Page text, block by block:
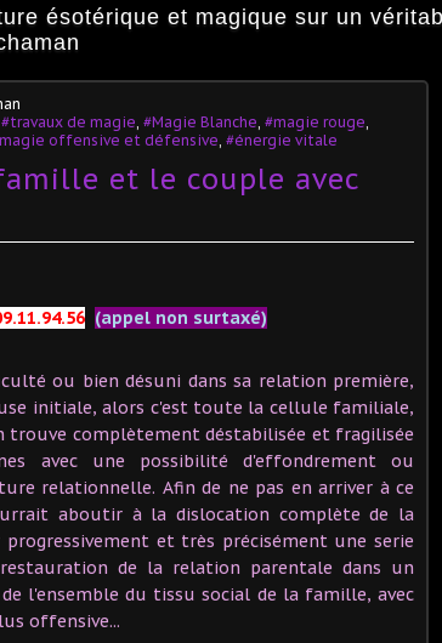
ésotérique et magique sur un
#travaux de magie #Magie Blanche #magie rouge
offensive et défensive #énergie vitale
et le couple avec
(appel non surtaxé)
ou bien désuni dans sa relation première,
initiale, alors c'est toute la cellule familiale,
trouve complètement déstabilisée et fragilisée
avec une possibilité d'effondrement ou
relationnelle. Afin de ne pas en arriver à ce
aboutir à la dislocation complète de la
et très précisément une serie
de la relation parentale dans un
l'ensemble du tissu social de la famille, avec
offensive...